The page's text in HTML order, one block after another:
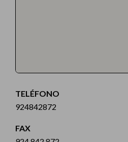
TELÉFONO
924842872
FAX